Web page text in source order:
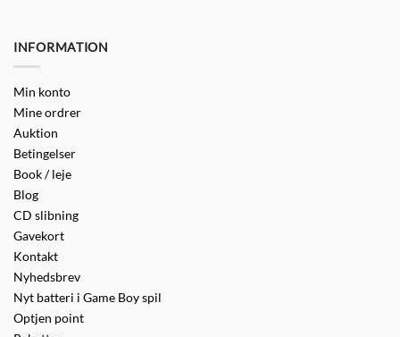
INFORMATION
Min konto
Mine ordrer
Auktion
Betingelser
Book / leje
Blog
CD slibning
Gavekort
Kontakt
Nyhedsbrev
Nyt batteri i Game Boy spil
Optjen point